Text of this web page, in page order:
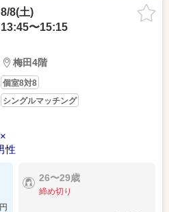
8/8(土)
13:45〜15:15
梅田4階
個室8対8
シングルマッチング
性
円
26〜29歳
締め切り